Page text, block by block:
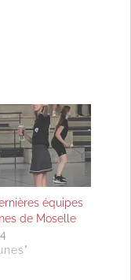
équipes
de Moselle